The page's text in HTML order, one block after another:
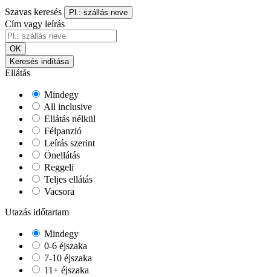
Szavas keresés Pl.: szállás neve
Cím vagy leírás
OK
Keresés indítása
Ellátás
Mindegy
All inclusive
Ellátás nélkül
Félpanzió
Leírás szerint
Önellátás
Reggeli
Teljes ellátás
Vacsora
Utazás időtartam
Mindegy
0-6 éjszaka
7-10 éjszaka
11+ éjszaka